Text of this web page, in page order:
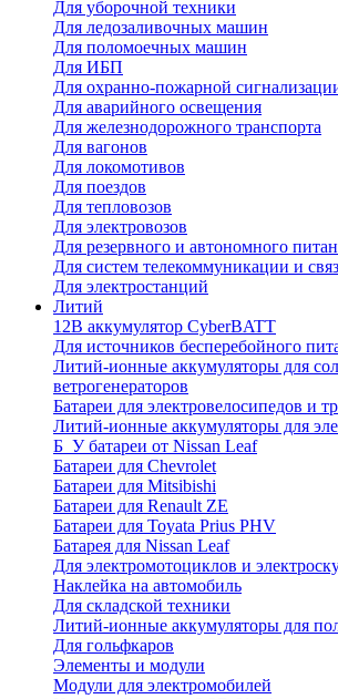
Для уборочной техники
Для ледозаливочных машин
Для поломоечных машин
Для ИБП
Для охранно-пожарной
Для аварийного освещения
Для железнодорожного транспорта
Для вагонов
Для локомотивов
Для поездов
Для тепловозов
Для электровозов
Для резервного и автономного
Для систем телекоммуникации и
Для электростанций
Литий
12В аккумулятор CyberBATT
Для источников бесперебойного
Литий-ионные аккумуляторы для
ветрогенераторов
Батареи для электровелосипедов и
Литий-ионные аккумуляторы для
Б_У батареи от Nissan Leaf
Батареи для Chevrolet
Батареи для Mitsibishi
Батареи для Renault ZE
Батареи для Toyata Prius PHV
Батарея для Nissan Leaf
Для электромотоциклов и
Наклейка на автомобиль
Для складской техники
Литий-ионные аккумуляторы для
Для гольфкаров
Элементы и модули
Модули для электромобилей